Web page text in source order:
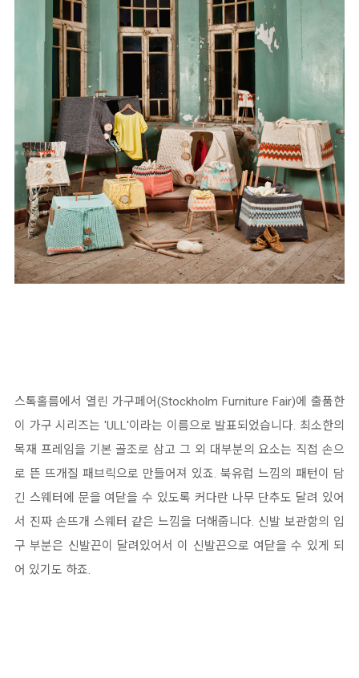
스톡홀름에서 열린 가구페어(Stockholm Furniture Fair)에 출품한
이 가구 시리즈는 'ULL'이라는 이름으로 발표되었습니다. 최소한의
목재 프레임을 기본 골조로 삼고 그 외 대부분의 요소는 직접 손으
로 뜬 뜨개질 패브릭으로 만들어져 있죠. 북유럽 느낌의 패턴이 담
긴 스웨터에 문을 여닫을 수 있도록 커다란 나무 단추도 달려 있어
서 진짜 손뜨개 스웨터 같은 느낌을 더해줍니다. 신발 보관함의 입
구 부분은 신발끈이 달려있어서 이 신발끈으로 여닫을 수 있게 되
어 있기도 하죠.